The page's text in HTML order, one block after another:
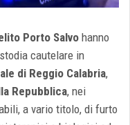
Porto Salvo hanno
cautelare in
di Reggio Calabria,
Repubblica, nei
a vario titolo, di furto